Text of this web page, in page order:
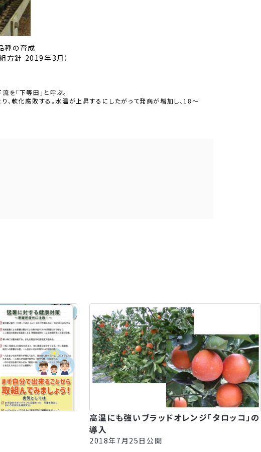
種の育成
方針 2019年3月）
「下等田」と呼ぶ。
軟化腐敗する。水温が上昇するにしたがって発病が増加し、18～
高温にも強いブラッドオレンジ「タロッコ」の
導入
2018年7月25日公開